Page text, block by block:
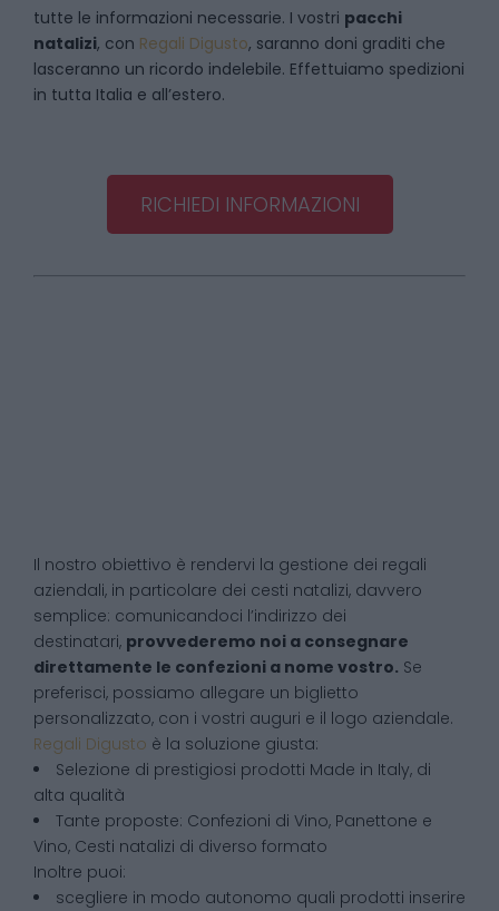
tutte le informazioni necessarie. I vostri pacchi
natalizi, con Regali Digusto, saranno doni graditi che
lasceranno un ricordo indelebile. Effettuiamo spedizioni
in tutta Italia e all’estero.
RICHIEDI INFORMAZIONI
Il nostro obiettivo è rendervi la gestione dei regali
aziendali, in particolare dei cesti natalizi, davvero
semplice: comunicandoci l’indirizzo dei
destinatari, provvederemo noi a consegnare
direttamente le confezioni a nome vostro. Se
preferisci, possiamo allegare un biglietto
personalizzato, con i vostri auguri e il logo aziendale.
Regali Digusto è la soluzione giusta:
Selezione di prestigiosi prodotti Made in Italy, di
alta qualità
Tante proposte: Confezioni di Vino, Panettone e
Vino, Cesti natalizi di diverso formato
Inoltre puoi:
scegliere in modo autonomo quali prodotti inserire